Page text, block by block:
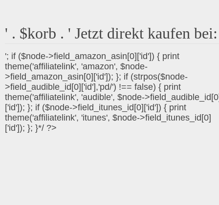
' . $korb . ' Jetzt direkt kaufen bei:
'; if ($node->field_amazon_asin[0]['id']) { print
theme('affiliatelink', 'amazon', $node-
>field_amazon_asin[0]['id']); }; if (strpos($node-
>field_audible_id[0]['id'],'pd/') !== false) { print
theme('affiliatelink', 'audible', $node-
['id']); }; if ($node->field_itunes_id[0]['id']) { print
theme('affiliatelink', 'itunes', $node->field_itunes_id[0]
['id']); }; }*/ ?>